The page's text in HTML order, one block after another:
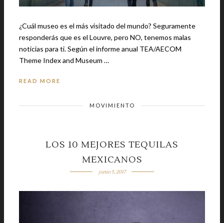
¿Cuál museo es el más visitado del mundo? Seguramente
responderás que es el Louvre, pero NO, tenemos malas
noticias para ti. Según el informe anual TEA/AECOM
Theme Index and Museum …
READ MORE
MOVIMIENTO
LOS 10 MEJORES TEQUILAS
MEXICANOS
junio 5, 2017